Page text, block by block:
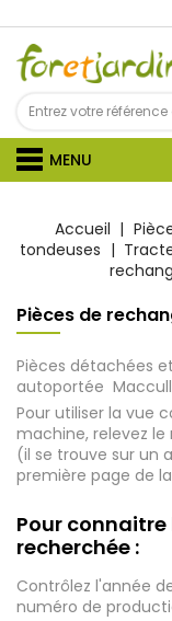
MENU
Accueil
tondeuses
Pièces de
Pièces détachées
autoportée
Pour utiliser la vue
machine, relevez
(il se trouve sur un
première page de
Pour
recherchée :
Contrôlez l'année
numéro de